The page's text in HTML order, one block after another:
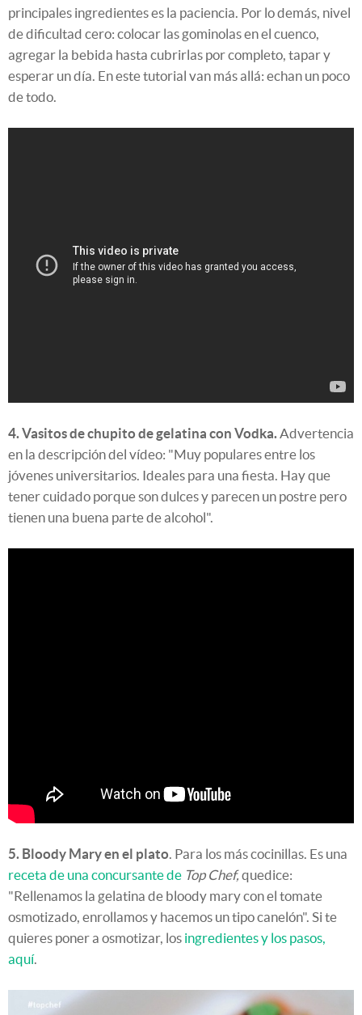
principales ingredientes es la paciencia. Por lo demás, nivel
de dificultad cero: colocar las gominolas en el cuenco,
agregar la bebida hasta cubrirlas por completo, tapar y
esperar un día. En este tutorial van más allá: echan un poco
de todo.
4. Vasitos de chupito de gelatina con Vodka.Advertencia
en la descripción del vídeo: "Muy populares entre los
jóvenes universitarios. Ideales para una fiesta. Hay que
tener cuidado porque son dulces y parecen un postre pero
tienen una buena parte de alcohol".
5. Bloody Mary en el plato. Para los más cocinillas. Es una
receta de una concursante de Top Chef,quedice:
"Rellenamos la gelatina de bloody mary con el tomate
osmotizado, enrollamos y hacemos un tipo canelón". Si te
quieres poner a osmotizar, los ingredientes y los pasos,
aquí.